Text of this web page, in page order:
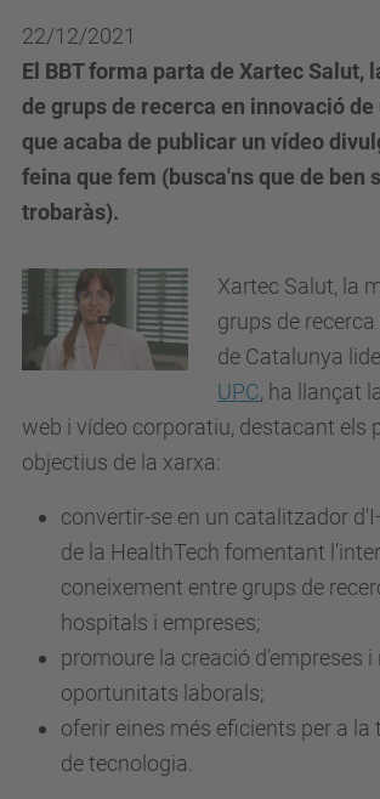
22/12/2021
El BBT forma parta de Xartec Salut,
de grups de recerca en innovació de
que acaba de publicar un vídeo
feina que fem (busca'ns que de ben
trobaràs).
Xartec Salut, la
grups de
de Catalunya
UPC, ha llançat
web i vídeo corporatiu, destacant els
objectius de la xarxa:
convertir-se en un catalitzador
de la HealthTech fomentant
coneixement entre grups de
hospitals i empreses;
promoure la creació d'empreses i
oportunitats laborals;
oferir eines més eficients per a la
de tecnologia.